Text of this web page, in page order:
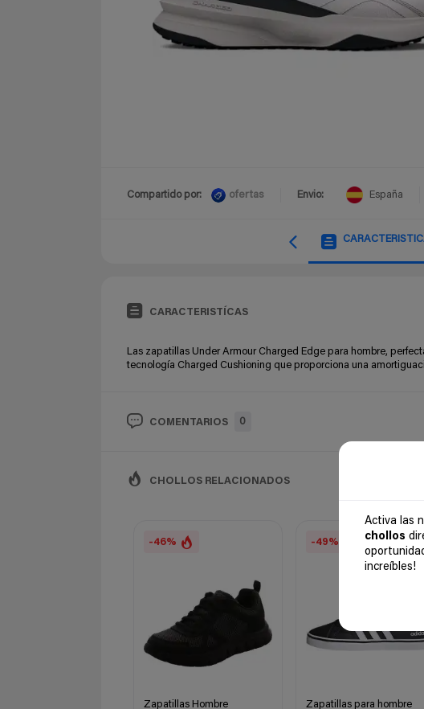
Activa las
chollos
increíbles!
Compartido por: ofertas Envio: España
CARACTERISTÍCAS
Las zapatillas Under Armour Charged Edge para hombre,
tecnología Charged Cushioning que proporciona una
COMENTARIOS 0
CHOLLOS RELACIONADOS
-46%
Zapatillas Hombre
-49%
Zapatillas para hombre